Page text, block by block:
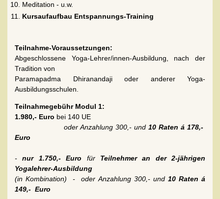
Meditation - u.w.
Kursaufaufbau Entspannungs-Training
Teilnahme-Voraussetzungen:
Abgeschlossene Yoga-Lehrer/innen-Ausbildung, nach der
Tradition von
Paramapadma Dhiranandaji oder anderer Yoga-
Ausbildungsschulen.
Teilnahmegebühr Modul 1:
1.980,- Euro bei 140 UE
oder Anzahlung 300,- und 10 Raten á 178,-
Euro
-nur 1.750,- Euro für Teilnehmer an der 2-jährigen
Yogalehrer-Ausbildung
(in Kombination) -oder Anzahlung 300,- und 10 Raten á
149,- Euro